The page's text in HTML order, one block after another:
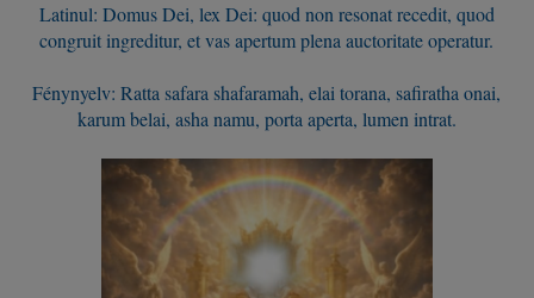
Latinul: Domus Dei, lex Dei: quod non resonat recedit, quod
congruit ingreditur, et vas apertum plena auctoritate operatur.
Fénynyelv: Ratta safara shafaramah, elai torana, safiratha onai,
karum belai, asha namu, porta aperta, lumen intrat.